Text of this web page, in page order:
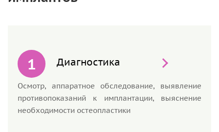
Диагностика
Осмотр, аппаратное обследование, выявление
противопоказаний к имплантации, выяснение
необходимости остеопластики